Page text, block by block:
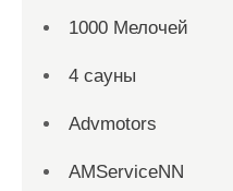
1000 Мелочей
4 сауны
Advmotors
AMServiceNN